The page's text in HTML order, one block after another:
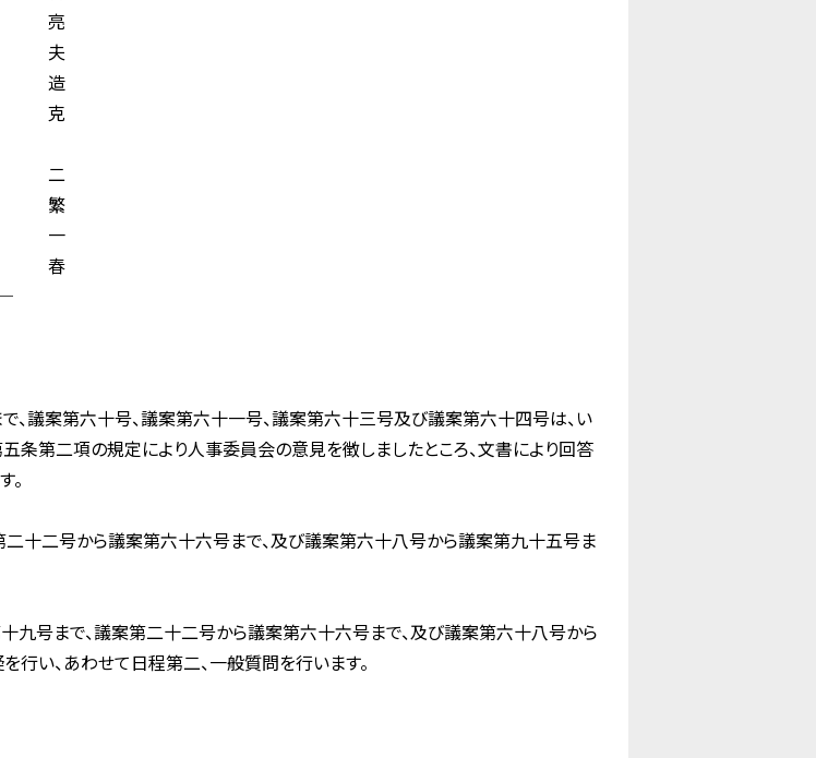
亮
夫
造
克
二
繁
一
春
議案第六十号、議案第六十一号、議案第六十三号及び議案第六十四号は、い
条第二項の規定により人事委員会の意見を徴しましたところ、文書により回答
。
二号から議案第六十六号まで、及び議案第六十八号から議案第九十五号ま
号まで、議案第二十二号から議案第六十六号まで、及び議案第六十八号から
い、あわせて日程第二、一般質問を行います。